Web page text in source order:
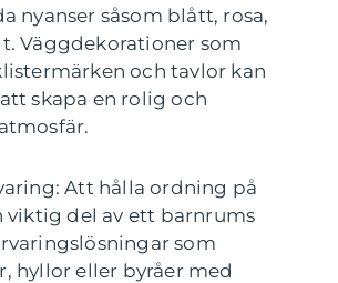
nyanser såsom blått, rosa,
Väggdekorationer som
och tavlor kan
skapa en rolig och
Att hålla ordning på
viktig del av ett barnrums
som
hyllor eller byråer med